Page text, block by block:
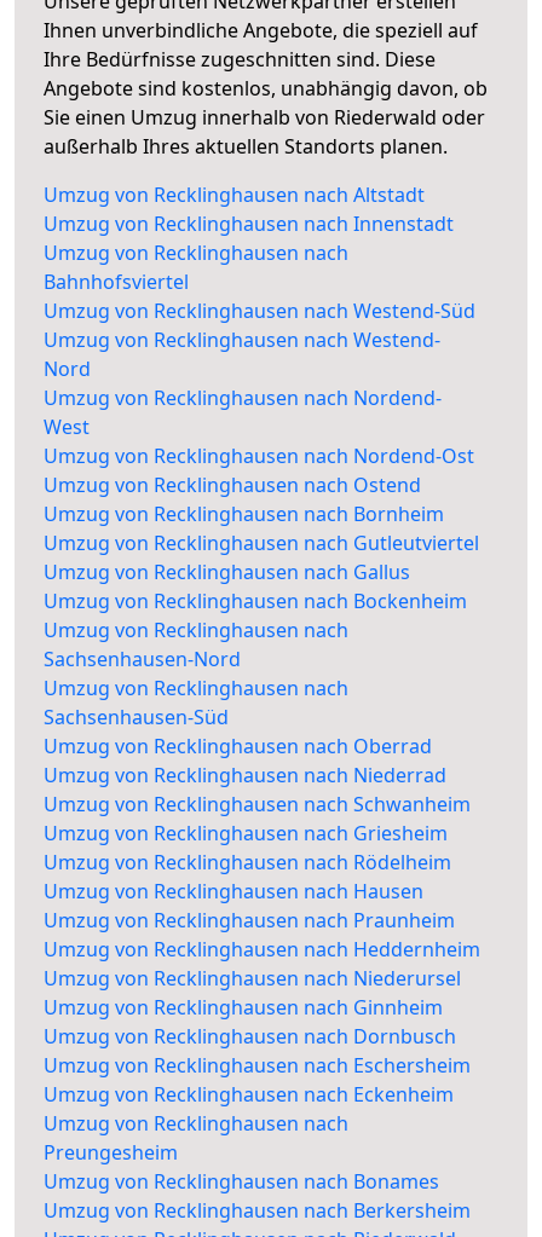
Ihnen unverbindliche Angebote, die speziell auf
Ihre Bedürfnisse zugeschnitten sind. Diese
Angebote sind kostenlos, unabhängig davon, ob
Sie einen Umzug innerhalb von Riederwald oder
außerhalb Ihres aktuellen Standorts planen.
Umzug von Recklinghausen nach Altstadt
Umzug von Recklinghausen nach Innenstadt
Umzug von Recklinghausen nach
Bahnhofsviertel
Umzug von Recklinghausen nach Westend-Süd
Umzug von Recklinghausen nach Westend-
Nord
Umzug von Recklinghausen nach Nordend-
West
Umzug von Recklinghausen nach Nordend-Ost
Umzug von Recklinghausen nach Ostend
Umzug von Recklinghausen nach Bornheim
Umzug von Recklinghausen nach Gutleutviertel
Umzug von Recklinghausen nach Gallus
Umzug von Recklinghausen nach Bockenheim
Umzug von Recklinghausen nach
Sachsenhausen-Nord
Umzug von Recklinghausen nach
Sachsenhausen-Süd
Umzug von Recklinghausen nach Oberrad
Umzug von Recklinghausen nach Niederrad
Umzug von Recklinghausen nach Schwanheim
Umzug von Recklinghausen nach Griesheim
Umzug von Recklinghausen nach Rödelheim
Umzug von Recklinghausen nach Hausen
Umzug von Recklinghausen nach Praunheim
Umzug von Recklinghausen nach Heddernheim
Umzug von Recklinghausen nach Niederursel
Umzug von Recklinghausen nach Ginnheim
Umzug von Recklinghausen nach Dornbusch
Umzug von Recklinghausen nach Eschersheim
Umzug von Recklinghausen nach Eckenheim
Umzug von Recklinghausen nach
Preungesheim
Umzug von Recklinghausen nach Bonames
Umzug von Recklinghausen nach Berkersheim